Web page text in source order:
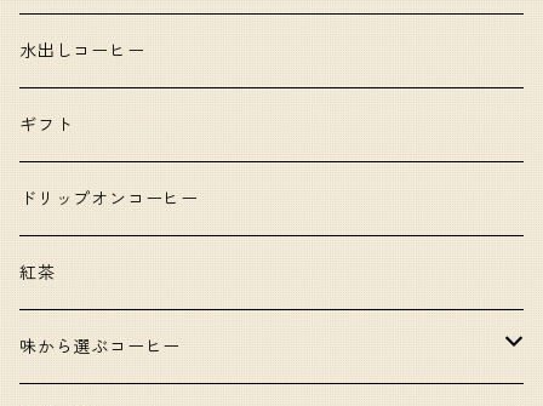
水出しコーヒー
ギフト
ドリップオンコーヒー
紅茶
味から選ぶコーヒー